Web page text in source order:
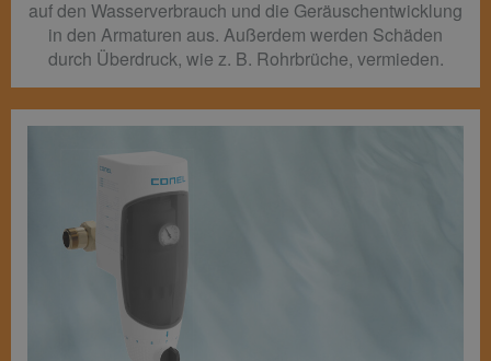
auf den Wasserverbrauch und die Geräuschentwicklung
in den Armaturen aus. Außerdem werden Schäden
durch Überdruck, wie z. B. Rohrbrüche, vermieden.